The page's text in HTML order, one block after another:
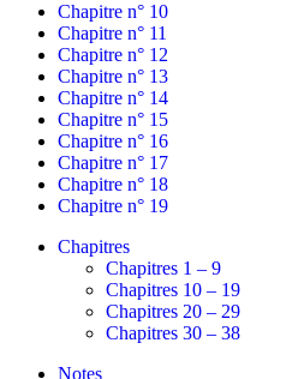
Chapitre n° 10
Chapitre n° 11
Chapitre n° 12
Chapitre n° 13
Chapitre n° 14
Chapitre n° 15
Chapitre n° 16
Chapitre n° 17
Chapitre n° 18
Chapitre n° 19
Chapitres
Chapitres 1 – 9
Chapitres 10 – 19
Chapitres 20 – 29
Chapitres 30 – 38
Notes